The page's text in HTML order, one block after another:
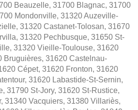
Beauzelle, 31700 Blagnac, 31700
Mondonville, 31320 Auzeville-
31320 Castanet-Tolosan, 31670
31320 Pechbusque, 31650 St-
31320 Vieille-Toulouse, 31620
Bruguières, 31620 Castelnau-
Cépet, 31620 Fronton, 31620
31620 Labastide-St-Sernin,
31790 St-Jory, 31620 St-Rustice,
31340 Vacquiers, 31380 Villariès,